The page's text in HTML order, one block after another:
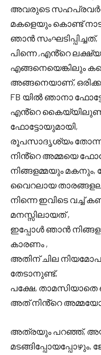
അവരുടെ
മകളെയും കൊണ്ട് നാട്
ഞാൻ സംഘടിപ്പിച്ചത്,
പിന്നെ ,എൻ്റെ
എങ്ങനെയെങ്കിലും
അങ്ങനെയാണ്,
FB യിൽ ഞാനാ
എൻ്റെ
ഫോട്ടോയുമായി,
രൂപസാദൃശ്യം
നിൻ്റെ അമ്മയെ
നിങ്ങളമ്മയും
വൈറലായ
നിന്നെ ഇവിടെ വച്ച്
മനസ്സിലായത് ,
ഇപ്പോൾ ഞാൻ
കാരണം ,
അതിന് ചില
തേടാനുണ്ട്,
പക്ഷേ,
അത് നിൻ്റെ
അത്രയും പറഞ്ഞ്,
മടങ്ങിപ്പോയപ്പോഴും,